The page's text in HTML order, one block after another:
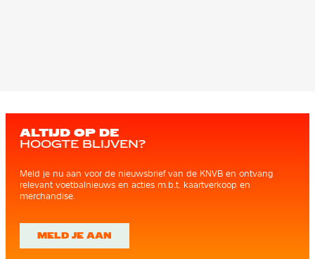
ALTIJD OP DE
HOOGTE BLIJVEN?
Meld je nu aan voor de nieuwsbrief van de KNVB en ontvang
relevant voetbalnieuws en acties m.b.t. kaartverkoop en
merchandise.
MELD JE AAN